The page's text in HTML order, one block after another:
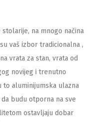
na mnogo načina
vaš izbor tradicionalna ,
vrata za stan, vrata od
novijeg i trenutno
aluminijumska ulazna
budu otporna na sve
ostavljaju dobar